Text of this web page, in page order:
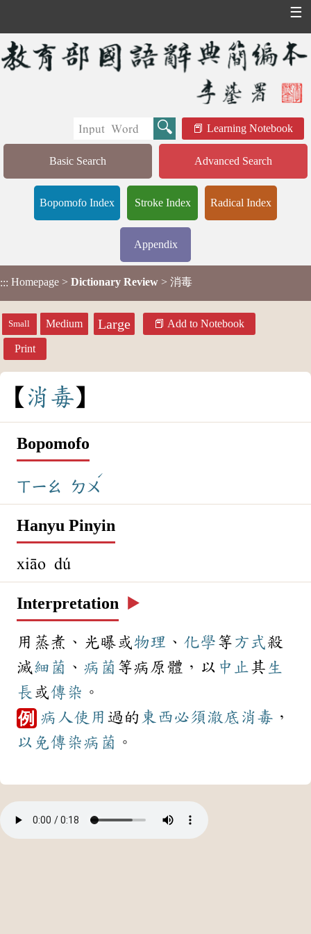
☰
Learning Notebook
Basic Search Advanced Search
Bopomofo Index Stroke Index Radical Index
Appendix
::: Homepage > Dictionary Review > 消毒
Small Medium Large Add to Notebook
Print
消毒
Bopomofo
ㄒㄧㄠ ㄉㄨ
ˊ
Hanyu Pinyin
xiāo dú
Interpretation ▶️
用蒸煮、光曝或物理 、 化學 等 方式殺
滅細菌 、 病菌 等病原體，以 中止 其 生
長 或傳染 。
例 病人 使用 過的 東西必須 澈底 消毒 ，
以免傳染病菌 。